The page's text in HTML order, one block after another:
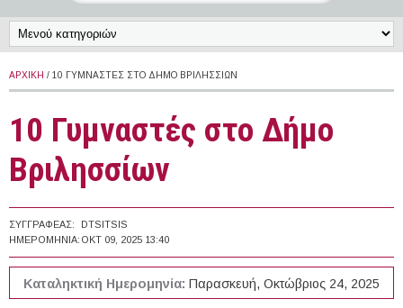
ΑΡΧΙΚΉ / 10 ΓΥΜΝΑΣΤΈΣ ΣΤΟ ΔΉΜΟ ΒΡΙΛΗΣΣΊΩΝ
10 Γυμναστές στο Δήμο
Βριλησσίων
ΣΥΓΓΡΑΦΈΑΣ:
DTSITSIS
ΗΜΕΡΟΜΗΝΊΑ: ΟΚΤ 09, 2025 13:40
Καταληκτική Ημερομηνία: Παρασκευή, Οκτώβριος 24, 2025